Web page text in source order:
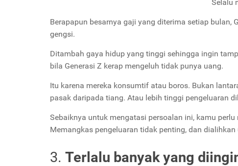
Selalu
Berapapun besarnya gaji yang diterima setiap bulan,
gengsi.
Ditambah gaya hidup yang tinggi sehingga ingin
bila Generasi Z kerap mengeluh tidak punya uang.
Itu karena mereka konsumtif atau boros. Bukan
pasak daripada tiang. Atau lebih tinggi pengeluaran
Sebaiknya untuk mengatasi persoalan ini, kamu
Memangkas pengeluaran tidak penting, dan
3. Terlalu banyak yang